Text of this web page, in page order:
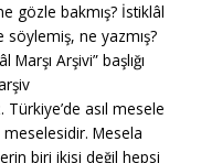
gözle bakmış? İstiklâl
söylemiş, ne yazmış?
Arşivi” başlığı
asıl mesele
meselesidir. Mesela
biri ikisi değil hepsi